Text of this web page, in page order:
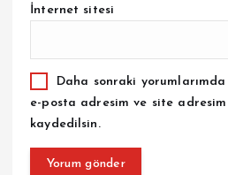
İnternet sitesi
Daha sonraki yorumlarımda
e-posta adresim ve site adresim
kaydedilsin.